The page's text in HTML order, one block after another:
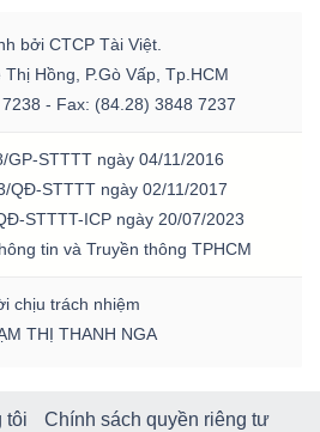
bởi CTCP Tài Việt.
Hồng, P.Gò Vấp, Tp.HCM
- Fax: (84.28) 3848 7237
GP-STTTT ngày 04/11/2016
QĐ-STTTT ngày 02/11/2017
STTTT-ICP ngày 20/07/2023
tin và Truyền thông TPHCM
chịu trách nhiệm
THỊ THANH NGA
tôi
Chính sách quyền riêng tư